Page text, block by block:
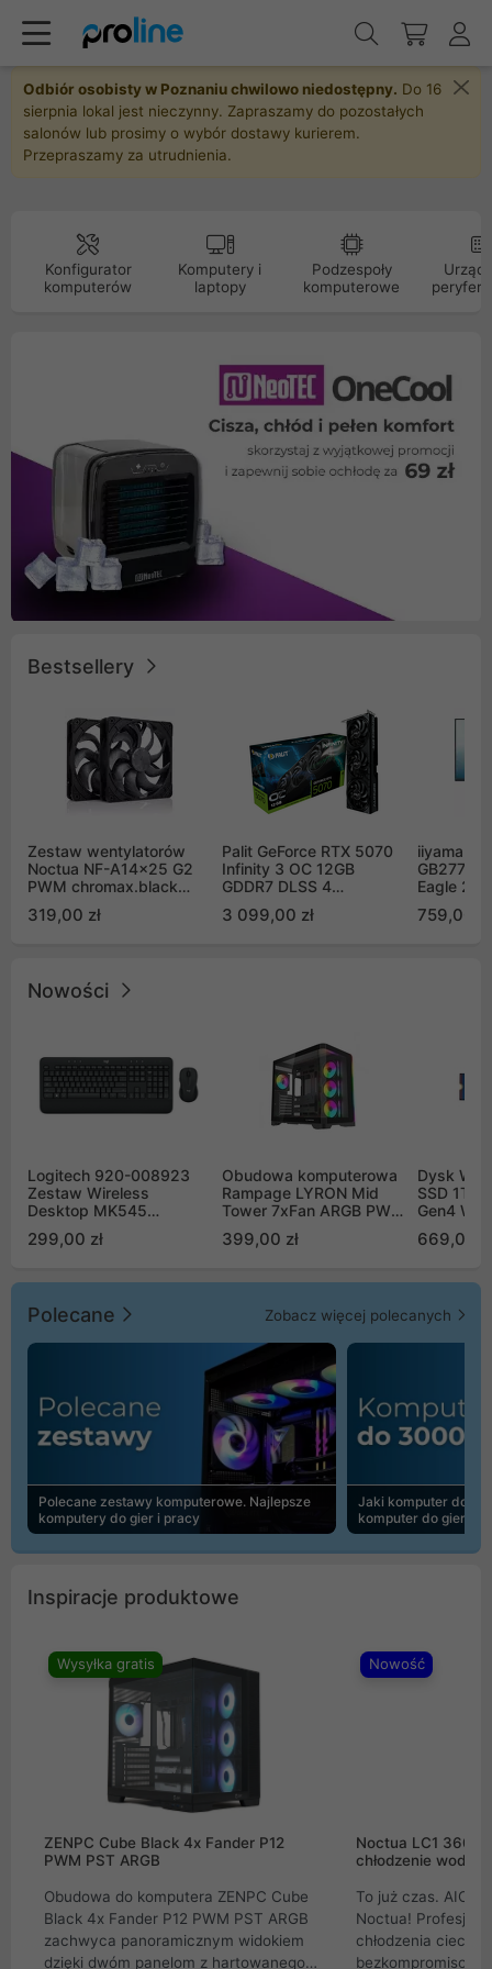
Odbiór osobisty w Poznaniu chwilowo niedostępny. Do 16
sierpnia lokal jest nieczynny. Zapraszamy do pozostałych
salonów lub prosimy o wybór dostawy kurierem.
Przepraszamy za utrudnienia.
Konfigurator
komputerów
Komputery i
laptopy
Podzespoły
komputerowe
Bestsellery
Zestaw wentylatorów
Noctua NF-A14x25 G2
PWM chromax.black
Push Pull (2szt)
319,00 zł
Palit GeForce RTX 5070
Infinity 3 OC 12GB
GDDR7 DLSS 4
GB2050S)
3 099,00 zł
iiyama G-
Eagle 27"
759,00 zł
Nowości
Logitech 920-008923
Zestaw Wireless
Desktop MK545
299,00 zł
Obudowa komputerowa
Rampage LYRON Mid
Tower 7xFan ARGB PWM
399,00 zł
Dysk WD
SSD 1TB
Gen4
669,00
Polecane Zobacz więcej polecanych
Polecane zestawy komputerowe. Najlepsze
komputery do gier i pracy
Jaki komputer do
komputer do gier |
Inspiracje produktowe
Wysyłka gratis
ZENPC Cube Black 4x Fander P12
PWM PST ARGB
Obudowa do komputera ZENPC Cube
Black 4x Fander P12 PWM PST ARGB
zachwyca panoramicznym widokiem
dzięki dwóm panelom z hartowanego
Nowość
Noctua LC1
chłodzenie wodne
To już czas. AIO
Noctua!
chłodzenia cieczą